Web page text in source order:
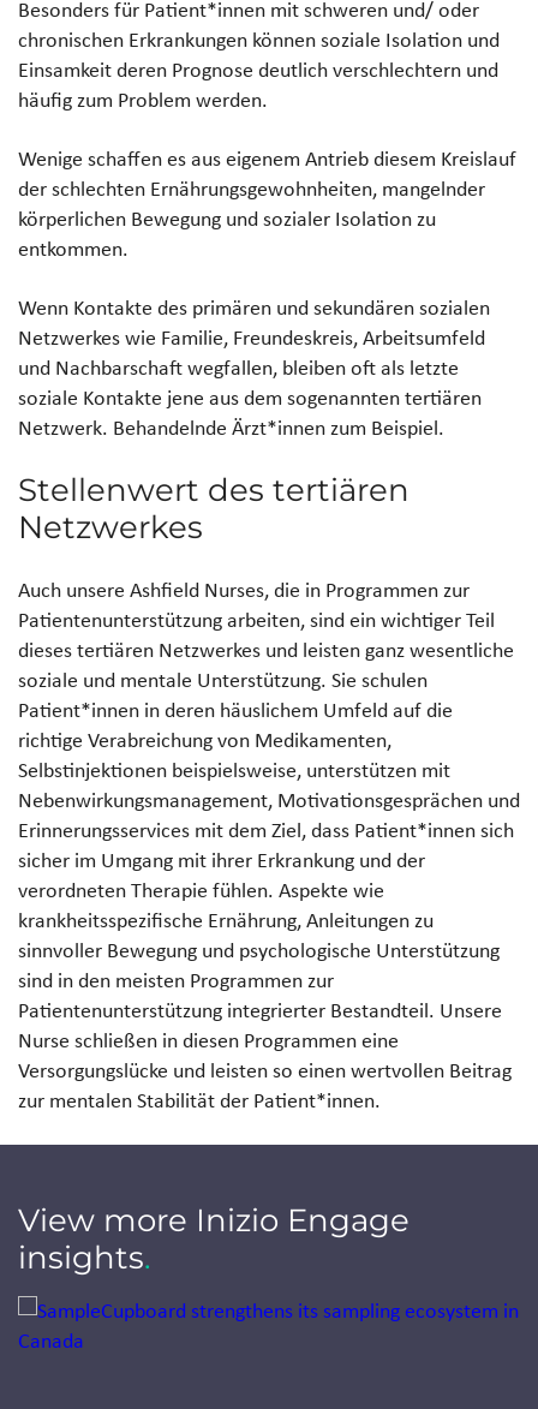
Besonders für Patient*innen mit schweren und/ oder
chronischen Erkrankungen können soziale Isolation und
Einsamkeit deren Prognose deutlich verschlechtern und
häufig zum Problem werden.
Wenige schaffen es aus eigenem Antrieb diesem Kreislauf
der schlechten Ernährungsgewohnheiten, mangelnder
körperlichen Bewegung und sozialer Isolation zu
entkommen.
Wenn Kontakte des primären und sekundären sozialen
Netzwerkes wie Familie, Freundeskreis, Arbeitsumfeld
und Nachbarschaft wegfallen, bleiben oft als letzte
soziale Kontakte jene aus dem sogenannten tertiären
Netzwerk. Behandelnde Ärzt*innen zum Beispiel.
Stellenwert des tertiären
Netzwerkes
Auch unsere Ashfield Nurses, die in Programmen zur
Patientenunterstützung arbeiten, sind ein wichtiger Teil
dieses tertiären Netzwerkes und leisten ganz wesentliche
soziale und mentale Unterstützung. Sie schulen
Patient*innen in deren häuslichem Umfeld auf die
richtige Verabreichung von Medikamenten,
Selbstinjektionen beispielsweise, unterstützen mit
Nebenwirkungsmanagement, Motivationsgesprächen und
Erinnerungsservices mit dem Ziel, dass Patient*innen sich
sicher im Umgang mit ihrer Erkrankung und der
verordneten Therapie fühlen. Aspekte wie
krankheitsspezifische Ernährung, Anleitungen zu
sinnvoller Bewegung und psychologische Unterstützung
sind in den meisten Programmen zur
Patientenunterstützung integrierter Bestandteil. Unsere
Nurse schließen in diesen Programmen eine
Versorgungslücke und leisten so einen wertvollen Beitrag
zur mentalen Stabilität der Patient*innen.
View more Inizio Engage
insights.
Jump to a slide with the slide dots.